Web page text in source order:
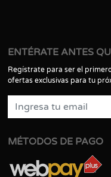
ENTÉRATE ANTES
Regístrate para ser el
ofertas exclusivas para tu
MÉTODOS DE PAGO